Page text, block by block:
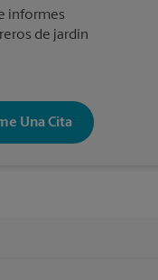
informes
de jardín
Una Cita